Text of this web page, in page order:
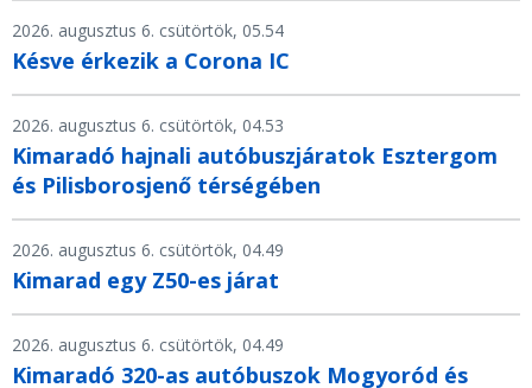
2026. augusztus 6. csütörtök, 05.54
Késve érkezik a Corona IC
2026. augusztus 6. csütörtök, 04.53
Kimaradó hajnali autóbuszjáratok Esztergom
és Pilisborosjenő térségében
2026. augusztus 6. csütörtök, 04.49
Kimarad egy Z50-es járat
2026. augusztus 6. csütörtök, 04.49
Kimaradó 320-as autóbuszok Mogyoród és